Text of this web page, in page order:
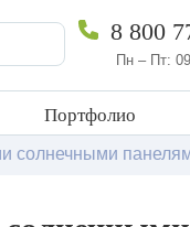
8 800
Пн – Пт:
Портфолио
солнечными